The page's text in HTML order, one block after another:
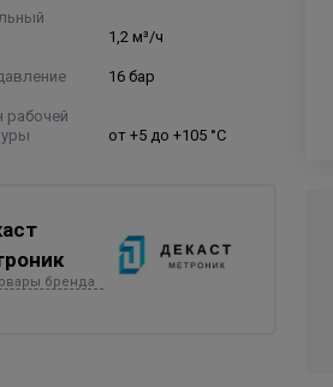
1,2 м³/ч
16 бар
рабочей
от +5 до +105 °С
бренда